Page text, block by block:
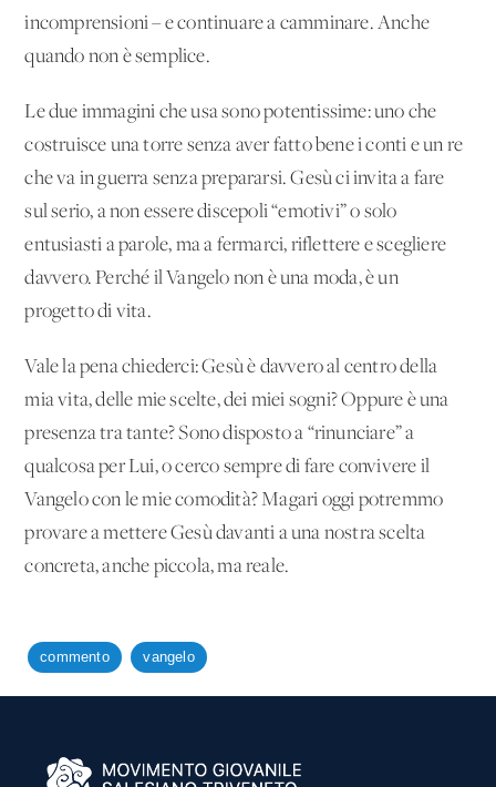
incomprensioni – e continuare a camminare. Anche
quando non è semplice.
Le due immagini che usa sono potentissime: uno che
costruisce una torre senza aver fatto bene i conti e un re
che va in guerra senza prepararsi. Gesù ci invita a fare
sul serio, a non essere discepoli “emotivi” o solo
entusiasti a parole, ma a fermarci, riflettere e scegliere
davvero. Perché il Vangelo non è una moda, è un
progetto di vita.
Vale la pena chiederci: Gesù è davvero al centro della
mia vita, delle mie scelte, dei miei sogni? Oppure è una
presenza tra tante? Sono disposto a “rinunciare” a
qualcosa per Lui, o cerco sempre di fare convivere il
Vangelo con le mie comodità? Magari oggi potremmo
provare a mettere Gesù davanti a una nostra scelta
concreta, anche piccola, ma reale.
commento vangelo